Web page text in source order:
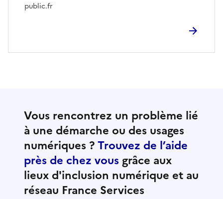
public.fr
Vous rencontrez un problème lié
à une démarche ou des usages
numériques ?Trouvez de l’aide
près de chez vous grâce aux
lieux d'inclusion numérique et au
réseau France Services